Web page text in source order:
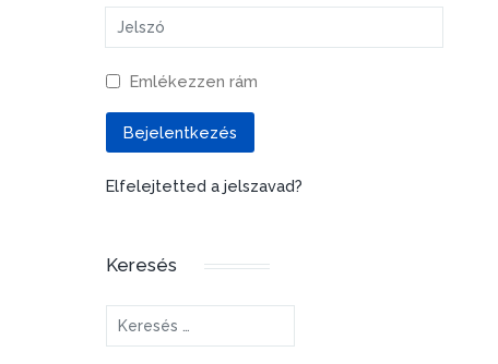
Jelszó
Emlékezzen rám
Bejelentkezés
Elfelejtetted a jelszavad?
Keresés
Keresés...